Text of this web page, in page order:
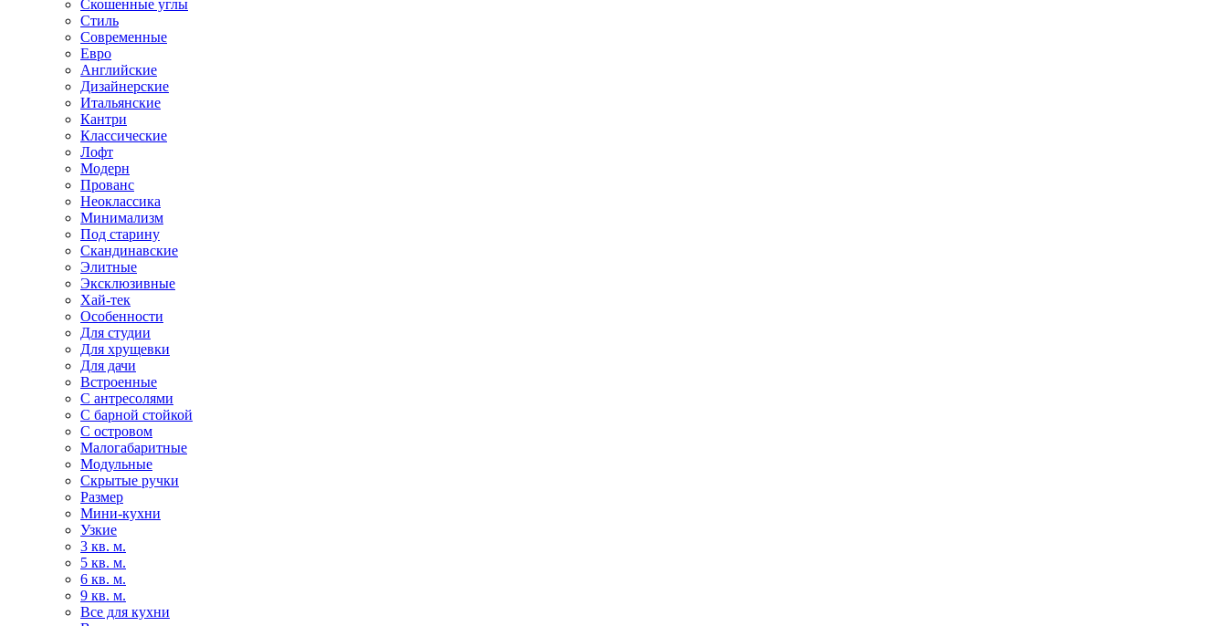
Скошенные углы
Стиль
Современные
Евро
Английские
Дизайнерские
Итальянские
Кантри
Классические
Лофт
Модерн
Прованс
Неоклассика
Минимализм
Под старину
Скандинавские
Элитные
Эксклюзивные
Хай-тек
Особенности
Для студии
Для хрущевки
Для дачи
Встроенные
С антресолями
С барной стойкой
С островом
Малогабаритные
Модульные
Скрытые ручки
Размер
Мини-кухни
Узкие
3 кв. м.
5 кв. м.
6 кв. м.
9 кв. м.
Все для кухни